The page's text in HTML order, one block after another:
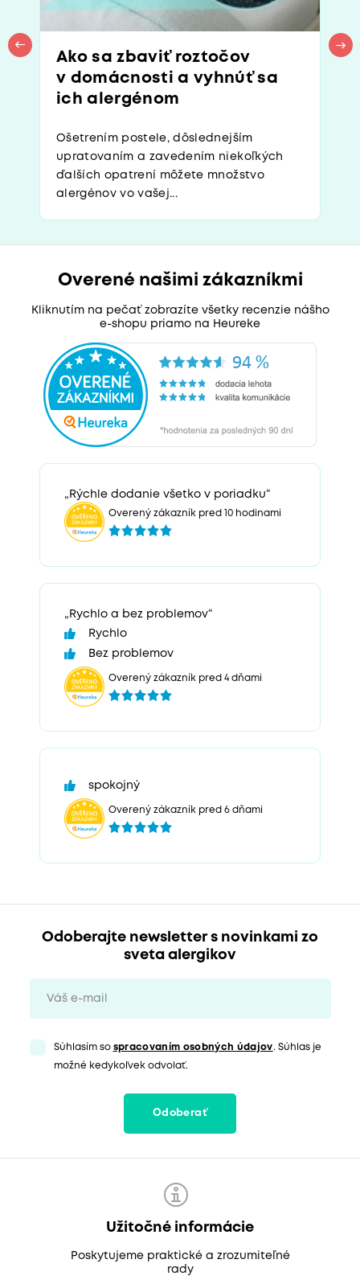
Ako sa zbaviť roztočov
v domácnosti a vyhnúť sa
ich alergénom
Ošetrením postele, dôslednejším
upratovaním a zavedením niekoľkých
ďalších opatrení môžete množstvo
alergénov vo vašej...
Overené našimi zákazníkmi
Kliknutím na pečať zobrazíte všetky recenzie nášho
e-shopu priamo na Heureke
„Rýchle dodanie všetko v poriadku“
Overený zákazník pred 10 hodinami
„Rychlo a bez problemov“
Rychlo
Bez problemov
Overený zákazník pred 4 dňami
spokojný
Overený zákazník pred 6 dňami
Odoberajte newsletter s novinkami zo
sveta alergikov
Súhlasím so spracovaním osobných údajov. Súhlas je
možné kedykoľvek odvolať.
Odoberať
Užitočné informácie
Poskytujeme praktické a zrozumiteľné
rady